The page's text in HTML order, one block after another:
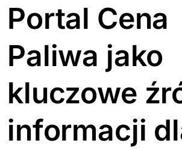
Portal Cena
Paliwa jako
kluczowe
informacji